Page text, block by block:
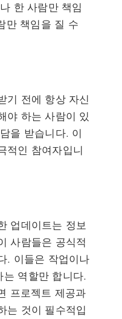
한 사람만 책임
만 책임을 질 수
기 전에 항상 자신
야 하는 사람이 있
을 받습니다. 이
적인 참여자입니
업데이트는 정보
사람들은 공식적
. 이들은 작업이나
는 역할만 합니다.
프로젝트 제공과
는 것이 필수적입